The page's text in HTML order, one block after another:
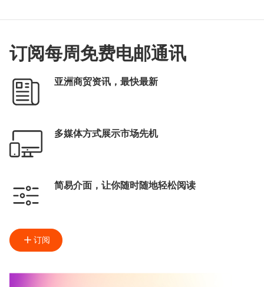
订阅每周免费电邮通讯
亚洲商贸资讯，最快最新
多媒体方式展示市场先机
简易介面，让你随时随地轻松阅读
订阅